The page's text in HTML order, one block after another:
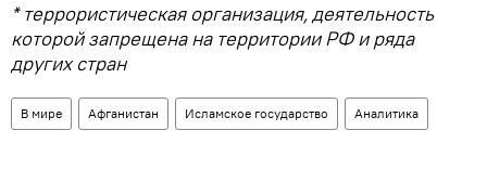
* террористическая организация, деятельность
которой запрещена на территории РФ и ряда
других стран
В мире Афганистан Исламское государство Аналитика